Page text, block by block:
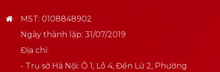
MST: 0108848902
Ngày thành lập: 31/07/2019
Địa chỉ:
- Trụ sở Hà Nội: Ô 1, Lô 4, Đền Lừ 2, Phường